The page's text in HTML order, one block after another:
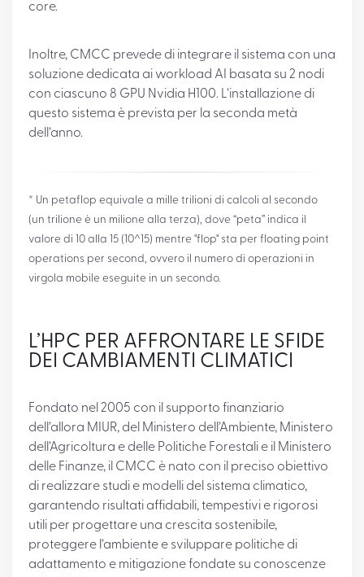
core.
Inoltre, CMCC prevede di integrare il sistema con una
soluzione dedicata ai workload AI basata su 2 nodi
con ciascuno 8 GPU Nvidia H100. L’installazione di
questo sistema è prevista per la seconda metà
dell’anno.
* Un petaflop equivale a mille trilioni di calcoli al secondo
(un trilione è un milione alla terza), dove “peta” indica il
valore di 10 alla 15 (10^15) mentre "flop" sta per floating point
operations per second, ovvero il numero di operazioni in
virgola mobile eseguite in un secondo.
L’HPC PER AFFRONTARE LE SFIDE
DEI CAMBIAMENTI CLIMATICI
Fondato nel 2005 con il supporto finanziario
dell’allora MIUR, del Ministero dell’Ambiente, Ministero
dell’Agricoltura e delle Politiche Forestali e il Ministero
delle Finanze, il CMCC è nato con il preciso obiettivo
di realizzare studi e modelli del sistema climatico,
garantendo risultati affidabili, tempestivi e rigorosi
utili per progettare una crescita sostenibile,
proteggere l’ambiente e sviluppare politiche di
adattamento e mitigazione fondate su conoscenze